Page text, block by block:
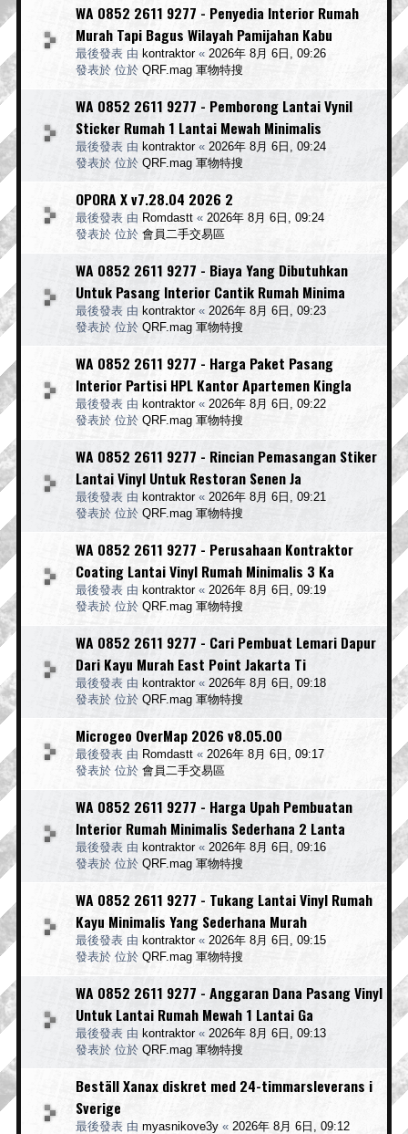
WA 0852 2611 9277 - Penyedia Interior Rumah
Murah Tapi Bagus Wilayah Pamijahan Kabu
最後發表 由 kontraktor« 2026年 8月 6日, 09:26
發表於 位於 QRF.mag 軍物特搜
WA 0852 2611 9277 - Pemborong Lantai Vynil
Sticker Rumah 1 Lantai Mewah Minimalis
最後發表 由 kontraktor« 2026年 8月 6日, 09:24
發表於 位於 QRF.mag 軍物特搜
OPORA X v7.28.04 2026 2
最後發表 由 Romdastt « 2026年 8月 6日, 09:24
發表於 位於 會員二手交易區
WA 0852 2611 9277 - Biaya Yang Dibutuhkan
Untuk Pasang Interior Cantik Rumah Minima
最後發表 由 kontraktor« 2026年 8月 6日, 09:23
發表於 位於 QRF.mag 軍物特搜
WA 0852 2611 9277 - Harga Paket Pasang
Interior Partisi HPL Kantor Apartemen Kingla
最後發表 由 kontraktor« 2026年 8月 6日, 09:22
發表於 位於 QRF.mag 軍物特搜
WA 0852 2611 9277 - Rincian Pemasangan Stiker
Lantai Vinyl Untuk Restoran Senen Ja
最後發表 由 kontraktor« 2026年 8月 6日, 09:21
發表於 位於 QRF.mag 軍物特搜
WA 0852 2611 9277 - Perusahaan Kontraktor
Coating Lantai Vinyl Rumah Minimalis 3 Ka
最後發表 由 kontraktor« 2026年 8月 6日, 09:19
發表於 位於 QRF.mag 軍物特搜
WA 0852 2611 9277 - Cari Pembuat Lemari Dapur
Dari Kayu Murah East Point Jakarta Ti
最後發表 由 kontraktor« 2026年 8月 6日, 09:18
發表於 位於 QRF.mag 軍物特搜
Microgeo OverMap 2026 v8.05.00
最後發表 由 Romdastt « 2026年 8月 6日, 09:17
發表於 位於 會員二手交易區
WA 0852 2611 9277 - Harga Upah Pembuatan
Interior Rumah Minimalis Sederhana 2 Lanta
最後發表 由 kontraktor« 2026年 8月 6日, 09:16
發表於 位於 QRF.mag 軍物特搜
WA 0852 2611 9277 - Tukang Lantai Vinyl Rumah
Kayu Minimalis Yang Sederhana Murah
最後發表 由 kontraktor« 2026年 8月 6日, 09:15
發表於 位於 QRF.mag 軍物特搜
WA 0852 2611 9277 - Anggaran Dana Pasang Vinyl
Untuk Lantai Rumah Mewah 1 Lantai Ga
最後發表 由 kontraktor« 2026年 8月 6日, 09:13
發表於 位於 QRF.mag 軍物特搜
Beställ Xanax diskret med 24-timmarsleverans i
Sverige
最後發表 由 myasnikove3y « 2026年 8月 6日, 09:12